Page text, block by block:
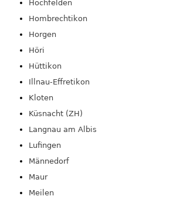
Hochfelden
Hombrechtikon
Horgen
Höri
Hüttikon
Illnau-Effretikon
Kloten
Küsnacht (ZH)
Langnau am Albis
Lufingen
Männedorf
Maur
Meilen